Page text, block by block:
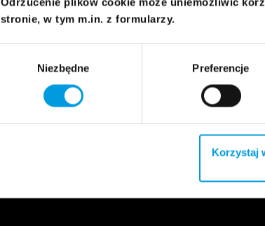
stronie, w tym m.in. z formularzy.
Niezbędne Preferencje
Korzystaj